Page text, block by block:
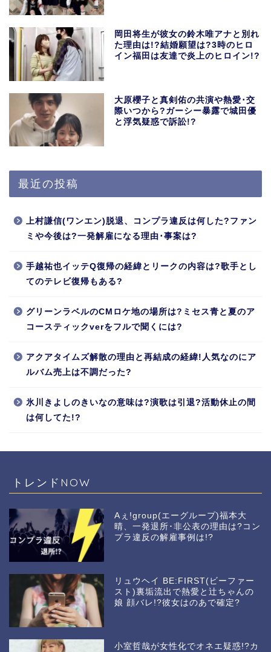
岡田将生が彼女の鈴木唯アナと別れ
た理由は!?結婚願望は?3時のヒロ
イン福田は友達で炎上のヒロイン!?
大原櫻子と真剣佑の共演や熱愛･交
際いつから?ガーシー暴露で城田優
と浮気疑惑で訴訟!?
最近の投稿
上村謙信(ワンエン)脱退、コンプラ違反は何した?ファン
ミや今後は?一発解雇になる理由･事案は?
手越祐也イッテQ復帰の経緯とリークの内容は?歌手とし
てのテレビ復帰もある?
グリーンラベルのCMロケ地の場所は?ミセス青と夏のア
コースティックverをフルで聞くには?
アクアタイムズ解散の理由と再結成の経緯!人気なのにア
ルバム売上は不調だった?
氷川きよしのきいなの意味は?演歌は引退?活動休止の間
は何してた!?
トレンドNOW
Aぇ!group(エーグループ)福本大
晴、一発退所･非公表の理由は?コン
プラ違反の解雇事例は!?
リュウヘイ BE:FIRST(ビーファー
スト)裏垢流出で熱愛と辻ちゃんの
娘 顔バレ!?彼女はのあで確定?
小室哲哉が女性化でオネエ疑惑!?カ